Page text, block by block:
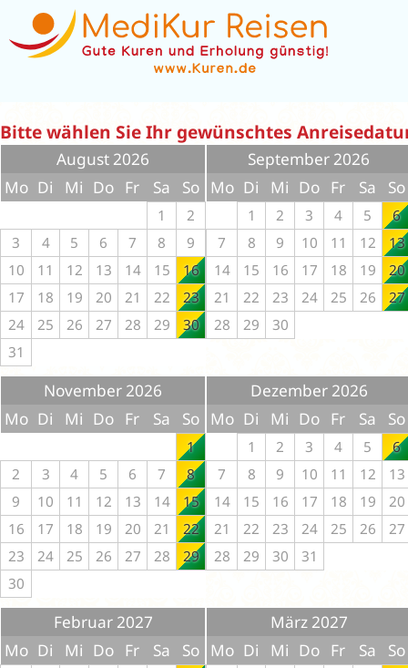
Bitte wählen Sie Ihr gewünschtes
August 2026
Mo Di Mi Do Fr Sa So
1
2
3
4 5 6 7 8
9
10
11 12 13 14 15
16
17
18 19 20 21 22
23
24
25 26 27 28 29
30
31
September 2026
Mo Di Mi Do Fr Sa So
1 2 3 4 5
6
7
8 9 10 11 12
13
14
15 16 17 18 19
20
21
22 23 24 25 26
27
28
29 30
November 2026
Mo Di Mi Do Fr Sa So
1
2
3 4 5 6 7
8
9
10 11 12 13 14
15
16
17 18 19 20 21
22
23
24 25 26 27 28
29
30
Dezember 2026
Mo Di Mi Do Fr Sa So
1 2 3 4 5
6
7
8 9 10 11 12
13
14
15 16 17 18 19
20
21
22 23 24 25 26
27
28
29 30 31
Februar 2027
Mo Di Mi Do Fr Sa So
März 2027
Mo Di Mi Do Fr Sa So